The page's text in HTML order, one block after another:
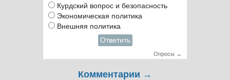
Курдский вопрос и безопасность
Экономическая политика
Внешняя политика
Ответить
Опросы →
Комментарии →